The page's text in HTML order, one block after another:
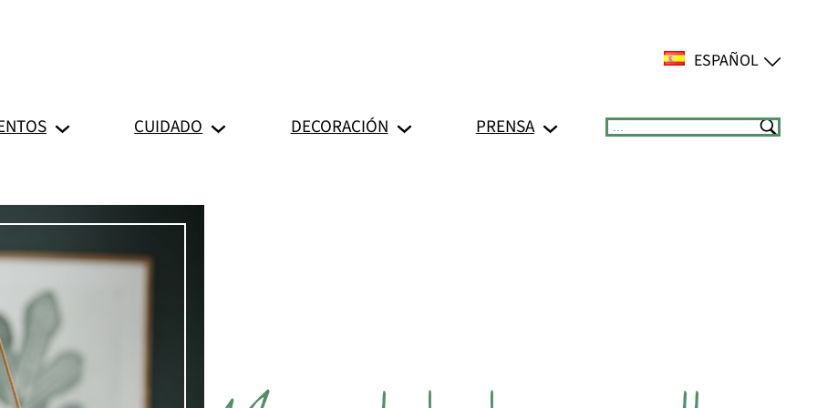
ESPAÑOL
CUIDADO DECORACIÓN PRENSA Suchen